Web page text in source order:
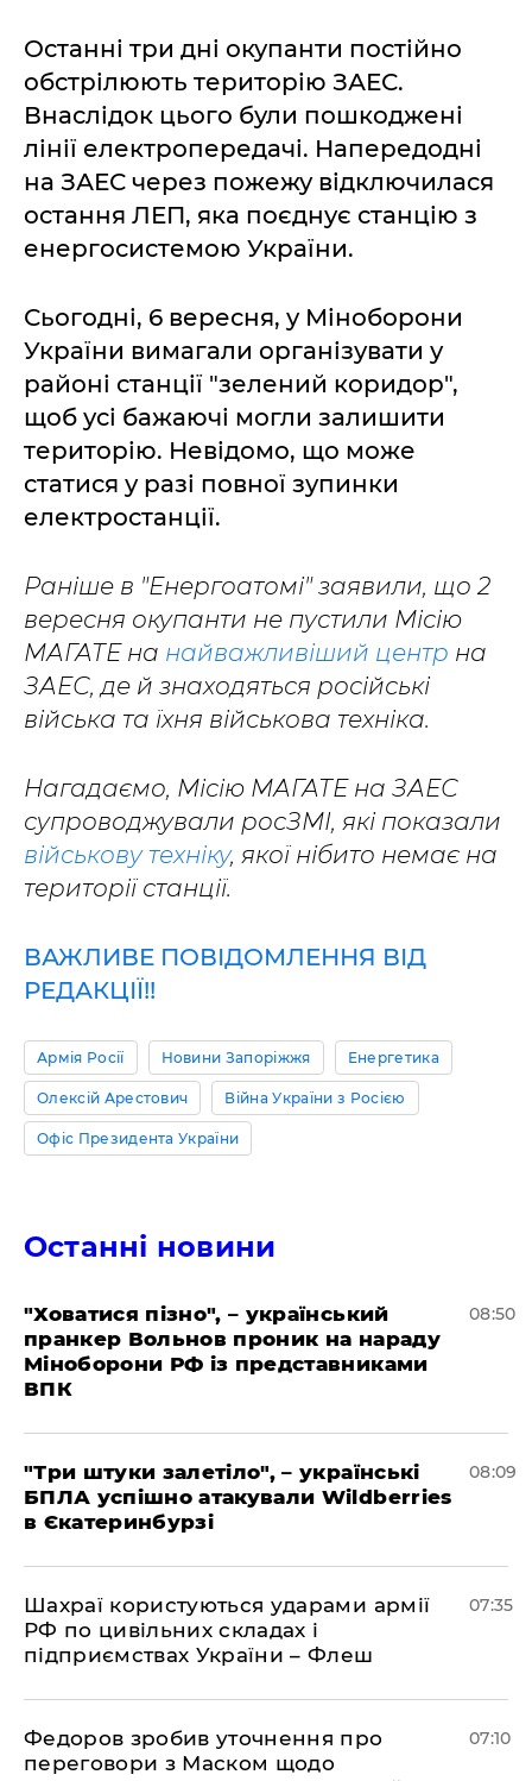
Останні три дні окупанти постійно
обстрілюють територію ЗАЕС.
Внаслідок цього були пошкоджені
лінії електропередачі. Напередодні
на ЗАЕС через пожежу відключилася
остання ЛЕП, яка поєднує станцію з
енергосистемою України.
Сьогодні, 6 вересня, у Міноборони
України вимагали організувати у
районі станції "зелений коридор",
щоб усі бажаючі могли залишити
територію. Невідомо, що може
статися у разі повної зупинки
електростанції.
Раніше в "Енергоатомі" заявили, що 2
вересня окупанти не пустили Місію
МАГАТЕ на найважливіший центр на
ЗАЕС, де й знаходяться російські
війська та їхня військова техніка.
Нагадаємо, Місію МАГАТЕ на ЗАЕС
супроводжували росЗМІ, які показали
військову техніку, якої нібито немає на
території станції.
ВАЖЛИВЕ ПОВІДОМЛЕННЯ ВІД
РЕДАКЦІЇ!!
Армія Росії Новини Запоріжжя Енергетика
Олексій Арестович Війна України з Росією
Офіс Президента України
Останні новини
"Ховатися пізно", – український
пранкер Вольнов проник на нараду
Міноборони РФ із представниками
ВПК
08:50
"Три штуки залетіло", – українські
БПЛА успішно атакували Wildberries
в Єкатеринбурзі
08:09
Шахраї користуються ударами армії
РФ по цивільних складах і
підприємствах України – Флеш
07:35
Федоров зробив уточнення про
переговори з Маском щодо
07:10